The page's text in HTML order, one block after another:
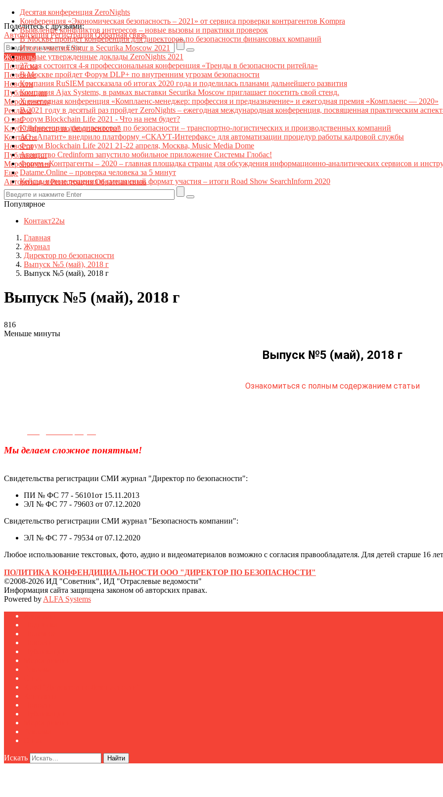
Поделитесь с друзьями:
АвторизацияРегистрацияОбратная связь
Журналы
Подписка
Полезное
Новости
Публикации
Мероприятия
Реклама
О нас
Клуб "Директор по безопасности"
Контакты
Новости
Публикации
Мероприятия
Еще
АвторизацияРегистрацияОбратная связь
Популярное
Десятая конференция ZeroNights
Конференция «Экономическая безопасность – 2021» от сервиса проверки контрагентов Kompra
Выявление конфликтов интересов – новые вызовы и практики проверок
В Москве пройдет конференция для директоров по безопасности финансовых компаний
Итоги участия Sigur в Securika Moscow 2021
Первые утвержденные доклады ZeroNights 2021
27 мая состоится 4-я профессиональная конференция «Тренды в безопасности ритейла»
В Москве пройдет Форум DLP+ по внутренним угрозам безопасности
Компания RuSIEM рассказала об итогах 2020 года и поделилась планами дальнейшего развития
Компания Ajax Systems, в рамках выставки Securika Moscow приглашает посетить свой стенд.
X ежегодная конференция «Комплаенс-менеджер: профессия и предназначение» и ежегодная премия «Комплаенс — 2020»
В 2021 году в десятый раз пройдет ZeroNights – ежегодная международная конференция, посвященная практическим
Форум Blockchain Life 2021 - Что на нем будет?
Конференции для директоров по безопасности – транспортно-логистических и производственных компаний
АО «Апатит» внедрило платформу «СКАУТ-Интерфакс» для автоматизации процедур работы кадровой службы
Форум Blockchain Life 2021 21-22 апреля, Москва, Music Media Dome
Агентство Credinform запустило мобильное приложение Системы Глобас!
Форум «Контрагенты – 2020 – главная площадка страны для обсуждения информационно-аналитических сервисов и
Datame.Online – проверка человека за 5 минут
Кейсы, новые решения и смешанный формат участия – итоги Road Show SearchInform 2020
Контакт22ы
Главная
Журнал
Директор по безопасности
Выпуск №5 (май), 2018 г
Выпуск №5 (май), 2018 г
Выпуск №5 (май), 2018 г
816
Меньше минуты
Выпуск №5 (май), 2018 г
Ознакомиться с полным содержанием статьи
Мы делаем сложное понятным!
Свидетельства регистрации СМИ журнал "Директор по безопасности":
ПИ № ФС 77 - 56101от 15.11.2013
ЭЛ № ФС 77 - 79603 от 07.12.2020
Свидетельство регистрации СМИ журнал "Безопасность компании":
ЭЛ № ФС 77 - 79534 от 07.12.2020
Любое использование текстовых, фото, аудио и видеоматериалов возможно с согласия правообладателя. Для детей старше 16
ПОЛИТИКА КОНФЕНДИЦИАЛЬНОСТИ ООО "ДИРЕКТОР ПО БЕЗОПАСНОСТИ"
©2008-2026 ИД "Советник", ИД "Отраслевые ведомости"
Информация сайта защищена законом об авторских правах.
Powered by ALFA Systems
Искать Найти